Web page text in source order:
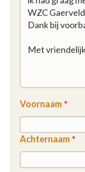
Voornaam
Achternaam